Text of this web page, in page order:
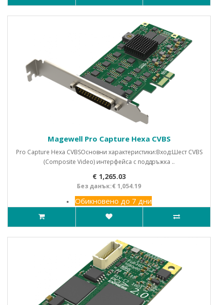
Magewell Pro Capture Hexa CVBS
Pro Capture Hexa CVBSОсновни характеристики:Вход:Шест CVBS
(Composite Video) интерфейса с поддръжка ..
€ 1,265.03
Без данък:€ 1,054.19
Обикновено до 7 дни